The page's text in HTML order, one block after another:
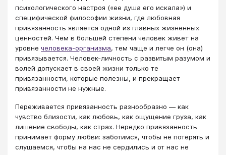
психологического настроя («ее душа его искала») и
специфической философии жизни, где любовная
привязанность является одной из главных жизненных
ценностей. Чем в большей степени человек живет на
уровне человека-организма, тем чаще и легче он (она)
привязывается. Человек-личность с развитым разумом и
волей допускает в своей жизни только те
привязанности, которые полезны, и прекращает
привязанности не нужные.
Переживается привязанность разнообразно — как
чувство близости, как любовь, как ощущение груза, как
лишение свободы, как страх. Нередко привязанность
принимает форму любви: заботимся, чтобы не потерять и
слушаемся, чтобы на нас не сердились и от нас не